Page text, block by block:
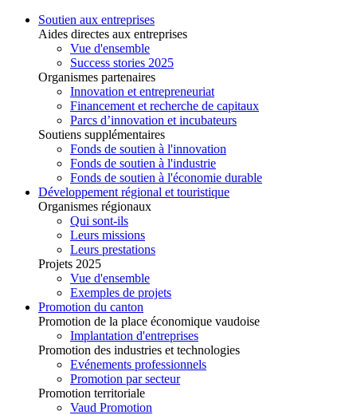
Soutien aux entreprises
Aides directes aux entreprises
Vue d'ensemble
Success stories 2025
Organismes partenaires
Innovation et entrepreneuriat
Financement et recherche de capitaux
Parcs d’innovation et incubateurs
Soutiens supplémentaires
Fonds de soutien à l'innovation
Fonds de soutien à l'industrie
Fonds de soutien à l'économie durable
Développement régional et touristique
Organismes régionaux
Qui sont-ils
Leurs missions
Leurs prestations
Projets 2025
Vue d'ensemble
Exemples de projets
Promotion du canton
Promotion de la place économique vaudoise
Implantation d'entreprises
Promotion des industries et technologies
Evénements professionnels
Promotion par secteur
Promotion territoriale
Vaud Promotion